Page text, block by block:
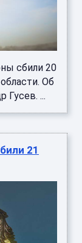
сбили 20
Об
Гусев. ...
21